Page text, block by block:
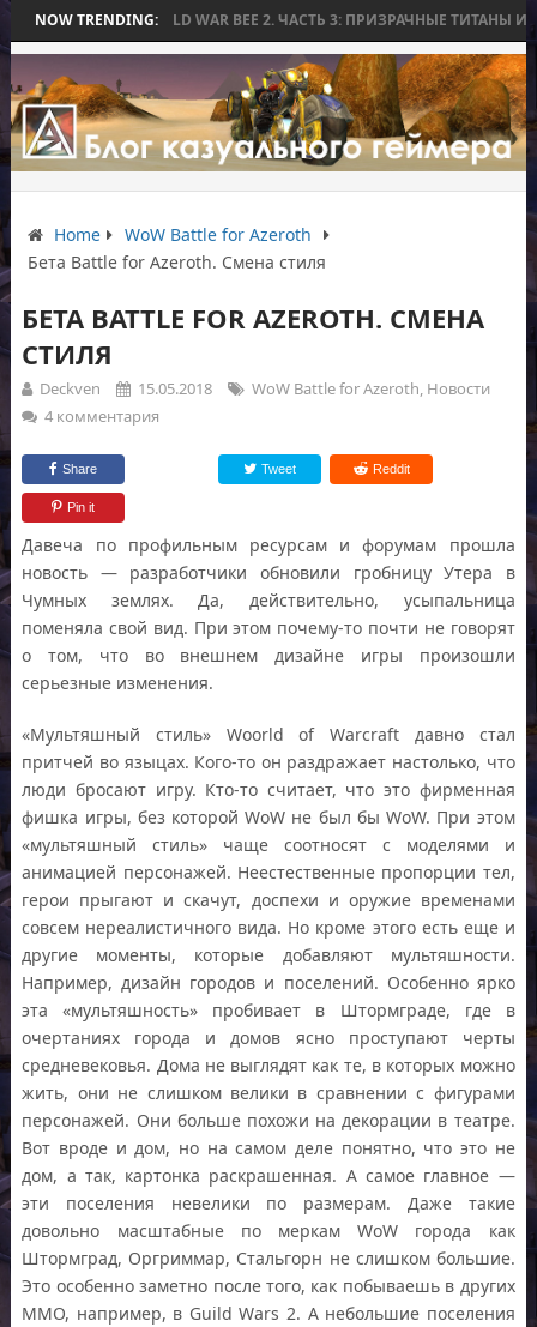
NOW TRENDING:
WORLD WAR BEE 2. ЧАСТЬ 3: ПРИЗРАЧНЫЕ ТИТАНЫ И
Home
WoW Battle for Azeroth
Бета Battle for Azeroth. Смена стиля
БЕТА BATTLE FOR AZEROTH. СМЕНА
СТИЛЯ
Deckven 15.05.2018 WoW Battle for Azeroth Новости
4 комментария
Share Tweet Reddit
Pin it
Давеча по профильным ресурсам и форумам прошла
новость — разработчики обновили гробницу Утера в
Чумных землях. Да, действительно, усыпальница
поменяла свой вид. При этом почему-то почти не говорят
о том, что во внешнем дизайне игры произошли
серьезные изменения.
«Мультяшный стиль» Woorld of Warcraft давно стал
притчей во языцах. Кого-то он раздражает настолько, что
люди бросают игру. Кто-то считает, что это фирменная
фишка игры, без которой WoW не был бы WoW. При этом
«мультяшный стиль» чаще соотносят с моделями и
анимацией персонажей. Неестественные пропорции тел,
герои прыгают и скачут, доспехи и оружие временами
совсем нереалистичного вида. Но кроме этого есть еще и
другие моменты, которые добавляют мультяшности.
Например, дизайн городов и поселений. Особенно ярко
эта «мультяшность» пробивает в Штормграде, где в
очертаниях города и домов ясно проступают черты
средневековья. Дома не выглядят как те, в которых можно
жить, они не слишком велики в сравнении с фигурами
персонажей. Они больше похожи на декорации в театре.
Вот вроде и дом, но на самом деле понятно, что это не
дом, а так, картонка раскрашенная. А самое главное —
эти поселения невелики по размерам. Даже такие
довольно масштабные по меркам WoW города как
Штормград, Оргриммар, Стальгорн не слишком большие.
Это особенно заметно после того, как побываешь в других
ММО, например, в Guild Wars 2. А небольшие поселения